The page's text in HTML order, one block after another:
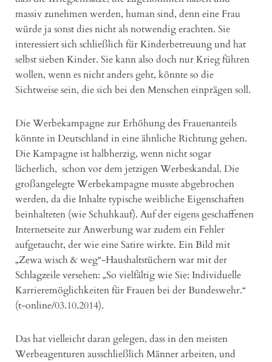
massiv zunehmen werden, human sind, denn eine Frau
würde ja sonst dies nicht als notwendig erachten. Sie
interessiert sich schließlich für Kinderbetreuung und hat
selbst sieben Kinder. Sie kann also doch nur Krieg führen
wollen, wenn es nicht anders geht, könnte so die
Sichtweise sein, die sich bei den Menschen einprägen soll.
Die Werbekampagne zur Erhöhung des Frauenanteils
könnte in Deutschland in eine ähnliche Richtung gehen.
Die Kampagne ist halbherzig, wenn nicht sogar
lächerlich, schon vor dem jetzigen Werbeskandal. Die
großangelegte Werbekampagne musste abgebrochen
werden, da die Inhalte typische weibliche Eigenschaften
beinhalteten (wie Schuhkauf). Auf der eigens geschaffenen
Internetseite zur Anwerbung war zudem ein Fehler
aufgetaucht, der wie eine Satire wirkte. Ein Bild mit
„Zewa wisch & weg“-Haushaltstüchern war mit der
Schlagzeile versehen: „So vielfältig wie Sie: Individuelle
Karrieremöglichkeiten für Frauen bei der Bundeswehr.“
(t-online/03.10.2014).
Das hat vielleicht daran gelegen, dass in den meisten
Werbeagenturen ausschließlich Männer arbeiten, und